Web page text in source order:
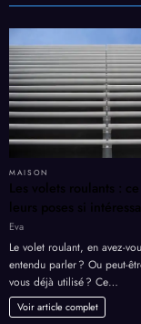
MAISON
Les volets roulants :
leurs poses si
Eva
Le volet roulant, en avez-
entendu parler ? Ou peut-
vous déjà utilisé ? Ce…
Voir article complet